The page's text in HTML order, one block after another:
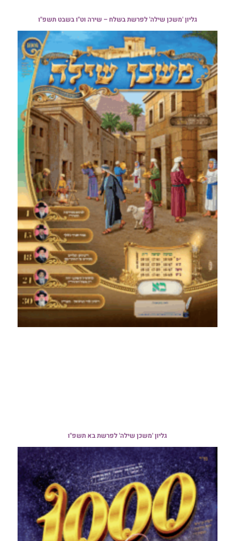
גליון 'משכן שילה' לפרשת בשלח – שירה וט"ו בשבט תשפ"ו
גליון 'משכן שילה' לפרשת בא תשפ"ו